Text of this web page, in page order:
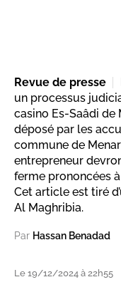
Revue de presse
un processus
casino Es-Saâdi
déposé par les
commune de
entrepreneur
ferme prononcées
Cet article est tiré
Al Maghribia.
Par Hassan Benadad
Le 19/12/2024 à 22h55